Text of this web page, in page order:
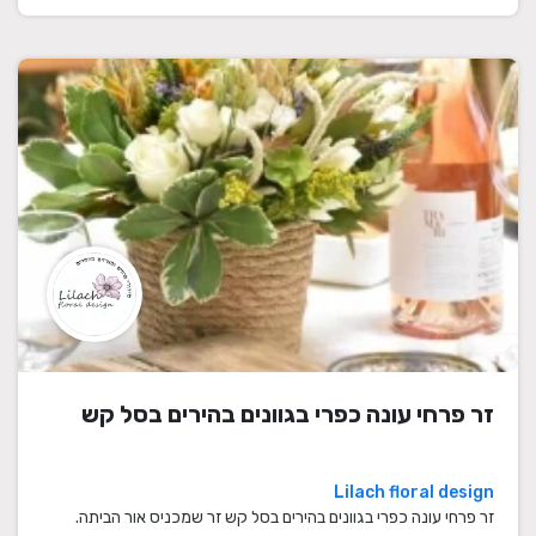
זר פרחי עונה כפרי בגוונים בהירים בסל קש
Lilach floral design
זר פרחי עונה כפרי בגוונים בהירים בסל קש זר שמכניס אור הביתה.